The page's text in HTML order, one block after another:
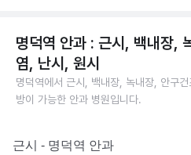
명덕역 안과 : 근시, 백내장,
염, 난시, 원시
명덕역에서 근시, 백내장, 녹내장, 안구
방이 가능한 안과 병원입니다.
근시 - 명덕역 안과